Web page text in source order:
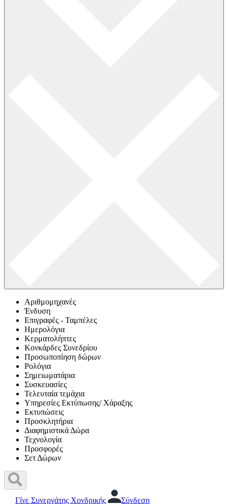
Αριθμομηχανές
Ένδυση
Επιγραφές - Ταμπέλες
Ημερολόγια
Κερματολήπτες
Κονκάρδες Συνεδρίου
Προσωποπίηση δώρων
Ρολόγια
Σημειωματάρια
Συσκευασίες
Τελευταία τεμάχια
Υπηρεσίες Εκτύπωσης/ Χάραξης
Εκτυπώσεις
Προσκλητήρια
Διαφημιστικά Δώρα
Τεχνολογία
Προσφορές
Σετ Δώρων
Γίνε Συνεργάτης Χονδρικής Σύνδεση